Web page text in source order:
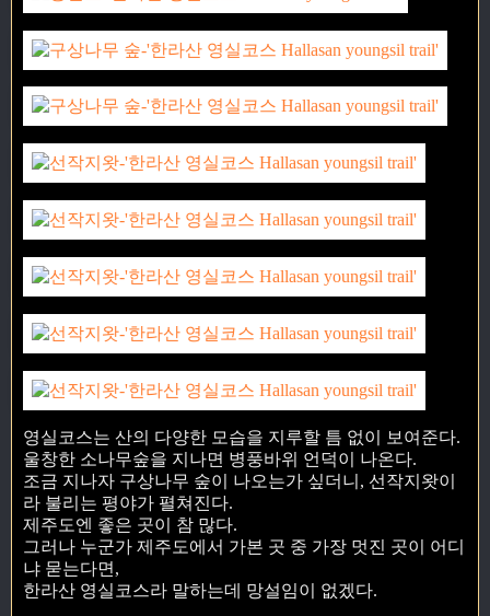
영실코스는 산의 다양한 모습을 지루할 틈 없이 보여준다.
울창한 소나무숲을 지나면 병풍바위 언덕이 나온다.
조금 지나자 구상나무 숲이 나오는가 싶더니, 선작지왓이
라 불리는 평야가 펼쳐진다.
제주도엔 좋은 곳이 참 많다.
그러나 누군가 제주도에서 가본 곳 중 가장 멋진 곳이 어디
냐 묻는다면,
한라산 영실코스라 말하는데 망설임이 없겠다.